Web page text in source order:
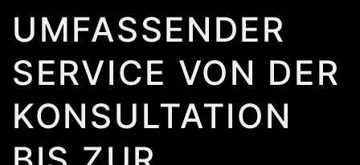
UMFASSENDER
SERVICE VON DER
KONSULTATION